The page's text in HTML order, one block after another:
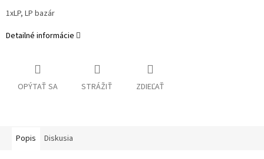
1xLP, LP bazár
Detailné informácie
OPÝTAŤ SA STRÁŽIŤ ZDIEĽAŤ
Popis Diskusia